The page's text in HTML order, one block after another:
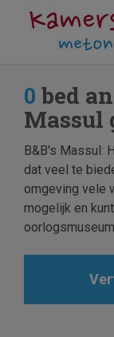
0 bed
Massul
B&B's Massul:
dat veel te
omgeving vele
mogelijk en